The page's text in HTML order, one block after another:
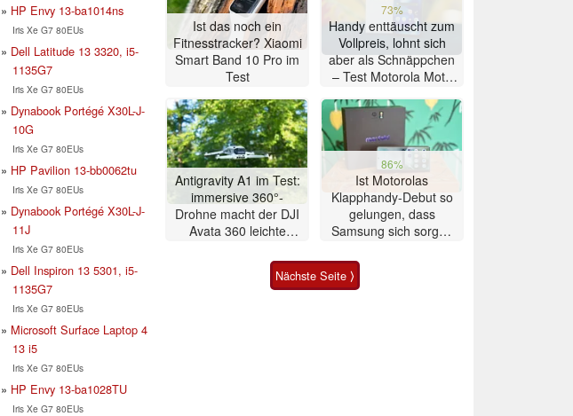
HP Envy 13-ba1014ns
Iris Xe G7 80EUs
Dell Latitude 13 3320, i5-
1135G7
Iris Xe G7 80EUs
Dynabook Portégé X30L-J-
10G
Iris Xe G7 80EUs
HP Pavilion 13-bb0062tu
Iris Xe G7 80EUs
Dynabook Portégé X30L-J-
11J
Iris Xe G7 80EUs
Dell Inspiron 13 5301, i5-
1135G7
Iris Xe G7 80EUs
Microsoft Surface Laptop 4
13 i5
Iris Xe G7 80EUs
HP Envy 13-ba1028TU
Iris Xe G7 80EUs
Ist das noch ein
Fitnesstracker? Xiaomi
Smart Band 10 Pro im
Test
73%
Handy enttäuscht zum
Vollpreis, lohnt sich
aber als Schnäppchen
– Test Motorola Moto
Antigravity A1 im Test:
immersive 360°-
Drohne macht der DJI
Avata 360 leichte
86%
Ist Motorolas
Klapphandy-Debut so
gelungen, dass
Samsung sich sorgen
Smartphone im Test
Nächste Seite ⟩